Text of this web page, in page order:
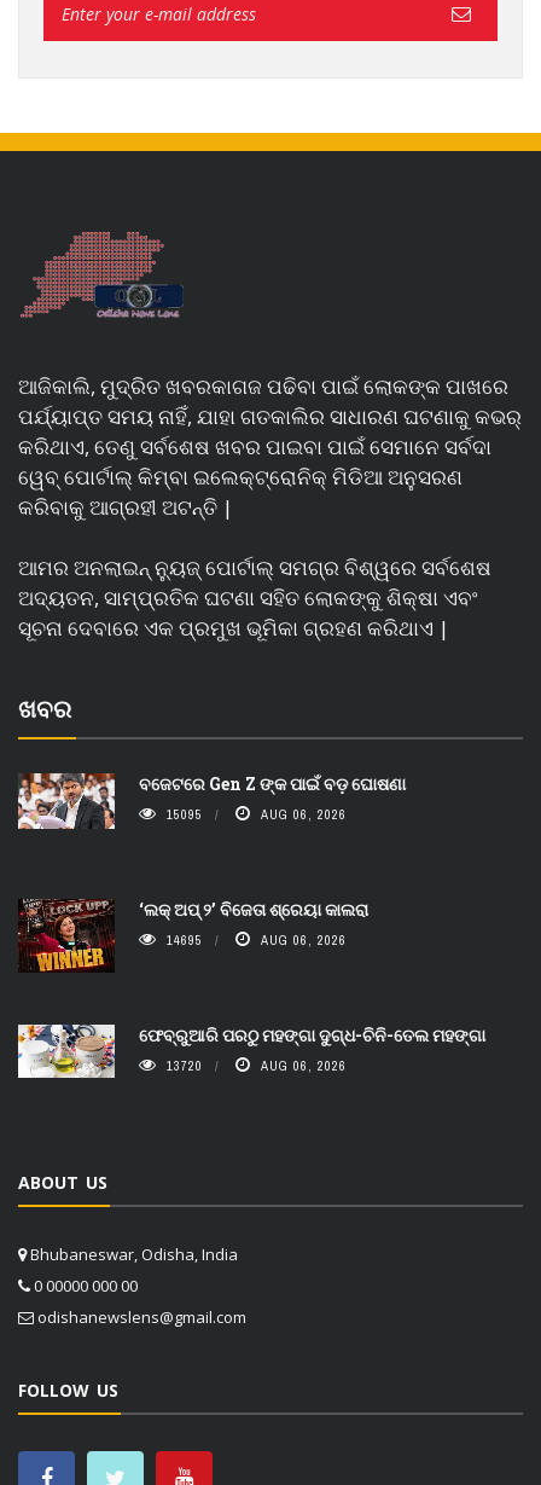
ଆଜିକାଲି, ମୁଦ୍ରିତ ଖବରକାଗଜ ପଢିବା ପାଇଁ ଲୋକଙ୍କ ପାଖରେ
ପର୍ଯ୍ୟାପ୍ତ ସମୟ ନାହିଁ, ଯାହା ଗତକାଲିର ସାଧାରଣ ଘଟଣାକୁ କଭର୍
କରିଥାଏ, ତେଣୁ ସର୍ବଶେଷ ଖବର ପାଇବା ପାଇଁ ସେମାନେ ସର୍ବଦା
ୱେବ୍ ପୋର୍ଟାଲ୍ କିମ୍ବା ଇଲେକ୍ଟ୍ରୋନିକ୍ ମିଡିଆ ଅନୁସରଣ
କରିବାକୁ ଆଗ୍ରହୀ ଅଟନ୍ତି |
ଆମର ଅନଲାଇନ୍ ନ୍ୟୁଜ୍ ପୋର୍ଟାଲ୍ ସମଗ୍ର ବିଶ୍ୱରେ ସର୍ବଶେଷ
ଅଦ୍ୟତନ, ସାମ୍ପ୍ରତିକ ଘଟଣା ସହିତ ଲୋକଙ୍କୁ ଶିକ୍ଷା ଏବଂ
ସୂଚନା ଦେବାରେ ଏକ ପ୍ରମୁଖ ଭୂମିକା ଗ୍ରହଣ କରିଥାଏ |
ଖବର
ବଜେଟରେ Gen Z ଙ୍କ ପାଇଁ ବଡ଼ ଘୋଷଣା
15095 AUG 06, 2026
‘ଲକ୍ ଅପ୍ ୨’ ବିଜେତା ଶ୍ରେୟା କାଲରା
14695 AUG 06, 2026
ଫେବ୍ରୁଆରି ପରଠୁ ମହଙ୍ଗା ଦୁଗ୍ଧ-ଚିନି-ତେଲ ମହଙ୍ଗା
13720 AUG 06, 2026
ABOUT US
Bhubaneswar, Odisha, India
0 00000 000 00
odishanewslens@gmail.com
FOLLOW US